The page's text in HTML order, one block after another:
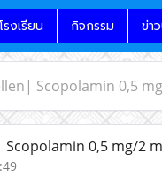
งเรียน กิจกรรม ข่า
Scopolamin 0,5
0,5 mg/2